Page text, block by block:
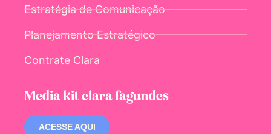
Estratégia de Comunicação
Planejamento Estratégico
Contrate Clara
Media kit clara fagundes
ACESSE AQUI